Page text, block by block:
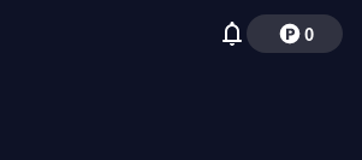
0